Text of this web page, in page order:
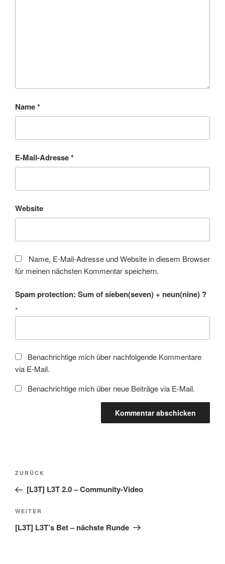
Name*
E-Mail-Adresse*
Website
Name, E-Mail-Adresse und Website in diesem Browser
für meinen nächsten Kommentar speichern.
Spam protection: Sum of sieben(seven) + neun(nine) ?
*
Benachrichtige mich über nachfolgende Kommentare
via E-Mail.
Benachrichtige mich über neue Beiträge via E-Mail.
Beitragsnavigation
Vorheriger
Beitrag
ZURÜCK
[L3T] L3T 2.0 – Community-Video
Nächster
Beitrag
WEITER
[L3T] L3T’s Bet – nächste Runde